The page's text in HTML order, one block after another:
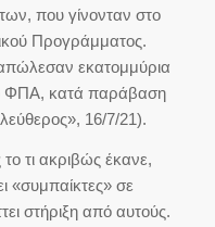
που γίνονταν στο
Προγράμματος.
εκατομμύρια
ΦΠΑ, κατά παράβαση
16/7/21).
τι ακριβώς έκανε,
«συμπαίκτες» σε
στήριξη από αυτούς.